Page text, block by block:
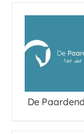
De